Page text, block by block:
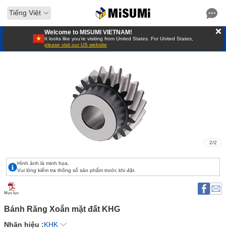
Tiếng Việt
Welcome to MISUMI VIETNAM!
It looks like you’re visiting from United States. For United States,
please visit our US website
2/2
Hình ảnh là minh họa.
Vui lòng kiểm tra thông số sản phẩm trước khi đặt.
Mục lục
Bánh Răng Xoắn mặt đất KHG
Nhãn hiệu :KHK